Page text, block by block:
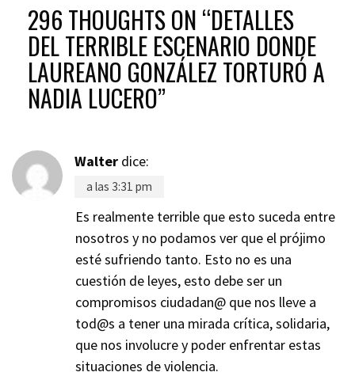
296 THOUGHTS ON “DETALLES
DEL TERRIBLE ESCENARIO DONDE
LAUREANO GONZÁLEZ TORTURÓ A
NADIA LUCERO”
Walter dice:
a las 3:31 pm
Es realmente terrible que esto suceda entre
nosotros y no podamos ver que el prójimo
esté sufriendo tanto. Esto no es una
cuestión de leyes, esto debe ser un
compromisos ciudadan@ que nos lleve a
tod@s a tener una mirada crítica, solidaria,
que nos involucre y poder enfrentar estas
situaciones de violencia.